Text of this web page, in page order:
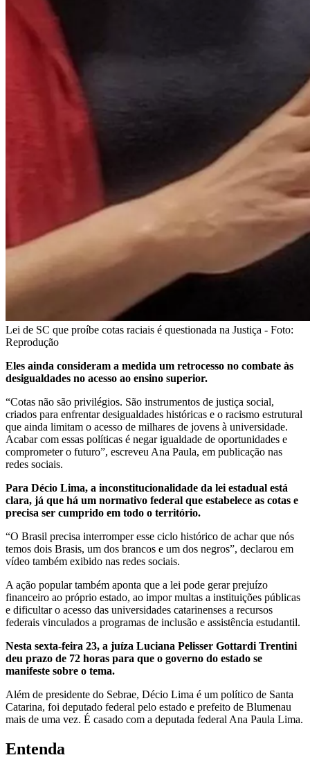
Lei de SC que proíbe cotas raciais é questionada na Justiça - Foto:
Reprodução
Eles ainda consideram a medida um retrocesso no combate às
desigualdades no acesso ao ensino superior.
“Cotas não são privilégios. São instrumentos de justiça social,
criados para enfrentar desigualdades históricas e o racismo estrutural
que ainda limitam o acesso de milhares de jovens à universidade.
Acabar com essas políticas é negar igualdade de oportunidades e
comprometer o futuro”, escreveu Ana Paula, em publicação nas
redes sociais.
Para Décio Lima, a inconstitucionalidade da lei estadual está
clara, já que há um normativo federal que estabelece as cotas e
precisa ser cumprido em todo o território.
“O Brasil precisa interromper esse ciclo histórico de achar que nós
temos dois Brasis, um dos brancos e um dos negros”, declarou em
vídeo também exibido nas redes sociais.
A ação popular também aponta que a lei pode gerar prejuízo
financeiro ao próprio estado, ao impor multas a instituições públicas
e dificultar o acesso das universidades catarinenses a recursos
federais vinculados a programas de inclusão e assistência estudantil.
Nesta sexta-feira 23, a juíza Luciana Pelisser Gottardi Trentini
deu prazo de 72 horas para que o governo do estado se
manifeste sobre o tema.
Além de presidente do Sebrae, Décio Lima é um político de Santa
Catarina, foi deputado federal pelo estado e prefeito de Blumenau
mais de uma vez. É casado com a deputada federal Ana Paula Lima.
Entenda